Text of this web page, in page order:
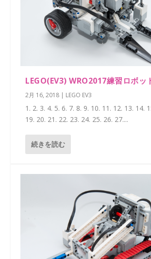
LEGO(EV3) WRO2017練習ロボッ
2月 16, 2018 | LEGO EV3
1. 2. 3. 4. 5. 6. 7. 8. 9. 10. 11. 12. 13. 14.
19. 20. 21. 22. 23. 24. 25. 26. 27....
続きを読む